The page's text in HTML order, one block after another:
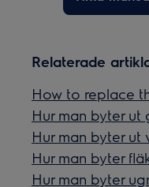
Relaterade
How to replace
Hur man byter ut
Hur man byter ut
Hur man byter
Hur man byter